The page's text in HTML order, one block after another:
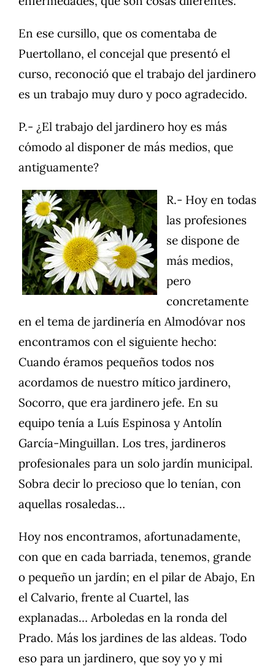
En ese cursillo, que os comentaba de
Puertollano, el concejal que presentó el
curso, reconoció que el trabajo del jardinero
es un trabajo muy duro y poco agradecido.
P.- ¿El trabajo del jardinero hoy es más
cómodo al disponer de más medios, que
antiguamente?
R.- Hoy en todas
las profesiones
se dispone de
más medios,
pero
concretamente
en el tema de jardinería en Almodóvar nos
encontramos con el siguiente hecho:
Cuando éramos pequeños todos nos
acordamos de nuestro mítico jardinero,
Socorro, que era jardinero jefe. En su
equipo tenía a Luís Espinosa y Antolín
García-Minguillan. Los tres, jardineros
profesionales para un solo jardín municipal.
Sobra decir lo precioso que lo tenían, con
aquellas rosaledas…
Hoy nos encontramos, afortunadamente,
con que en cada barriada, tenemos, grande
o pequeño un jardín; en el pilar de Abajo, En
el Calvario, frente al Cuartel, las
explanadas… Arboledas en la ronda del
Prado. Más los jardines de las aldeas. Todo
eso para un jardinero, que soy yo y mi